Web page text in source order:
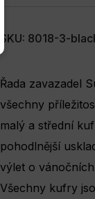
SKU: 8018-3-
Řada zavazadel
všechny
malý a střední
pohodlnější
výlet o
Všechny kufry